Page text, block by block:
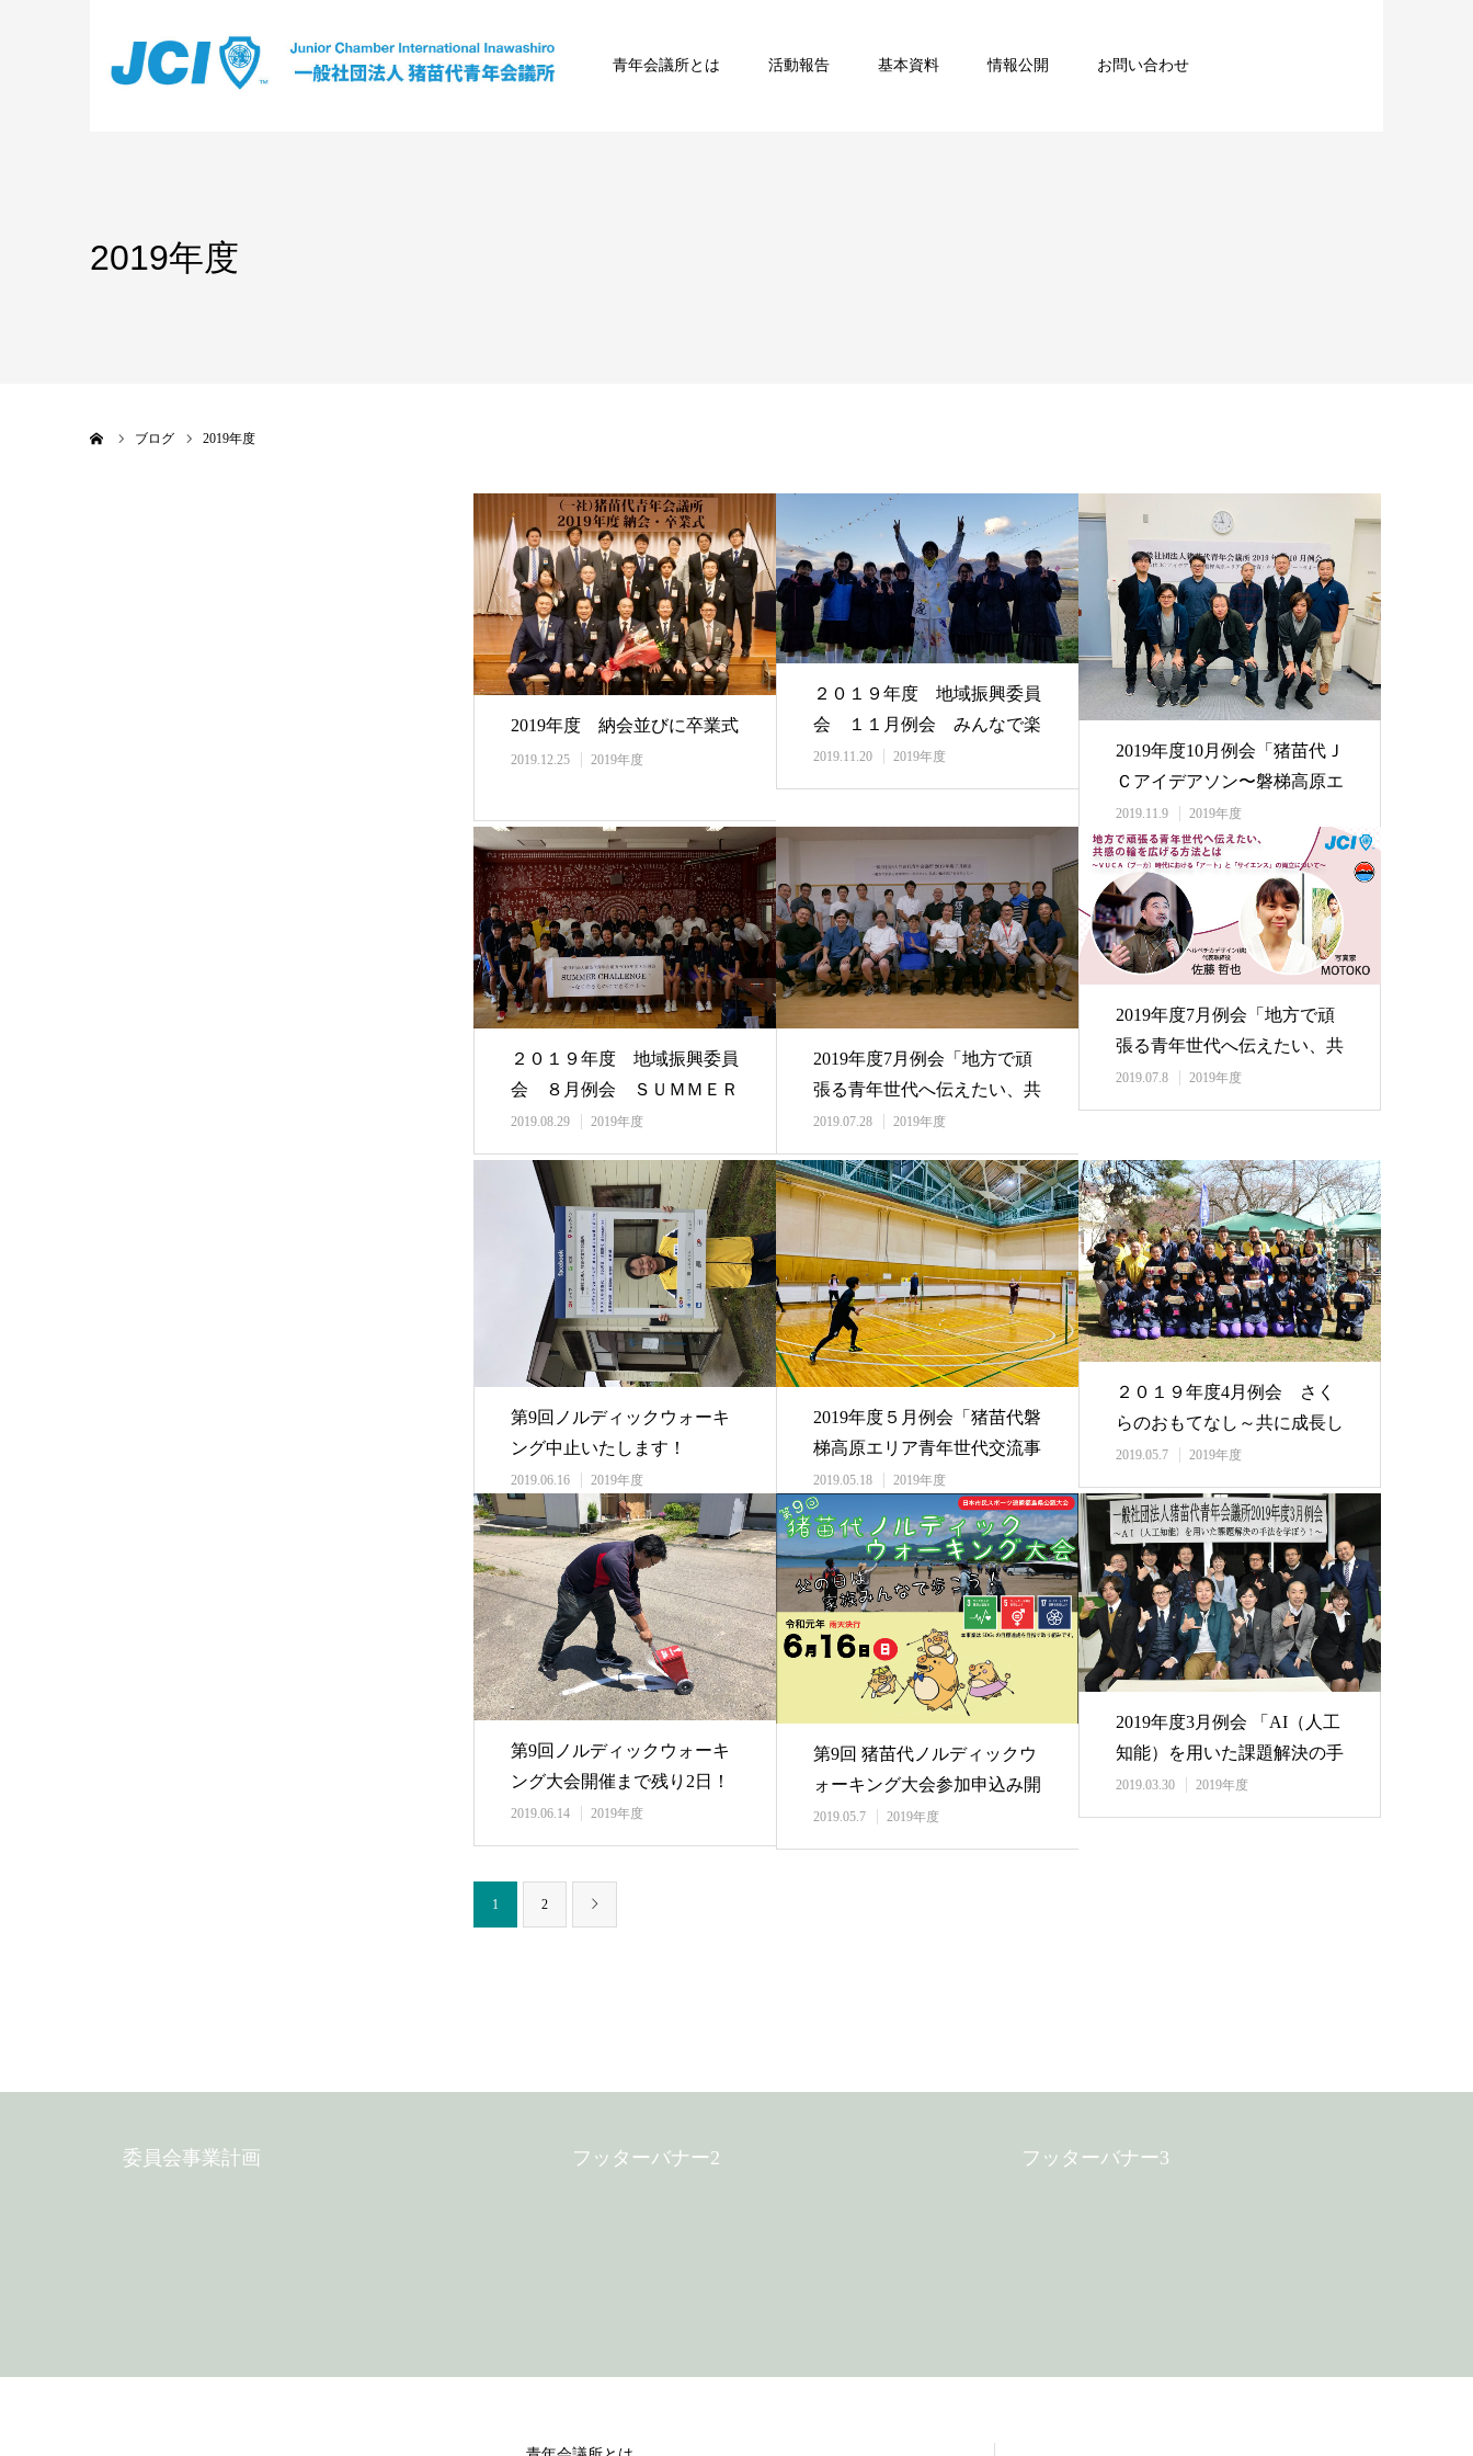
青年会議所とは 活動報告 基本資料 情報公開 お問い合わせ
2019年度
ブログ 2019年度
2019年度 納会並びに卒業式
2019.12.25 2019年度
２０１９年度 地域振興委員
会 １１月例会 みんなで楽
しもう！秋の芸術…
2019.11.20 2019年度
2019年度10月例会「猪苗代Ｊ
Ｃアイデアソン〜磐梯高原エ
リアの&#…
2019.11.9 2019年度
２０１９年度 地域振興委員
会 ８月例会 ＳＵＭＭＥＲ
ＣＨＡＬＬＥＮＧ…
2019.08.29 2019年度
2019年度7月例会「地方で頑
張る青年世代へ伝えたい、共
感の輪を広げ…
2019.07.28 2019年度
2019年度7月例会「地方で頑
張る青年世代へ伝えたい、共
感の輪を広げ…
2019.07.8 2019年度
第9回ノルディックウォーキ
ング中止いたします！
2019.06.16 2019年度
2019年度５月例会「猪苗代磐
梯高原エリア青年世代交流事
業」磐梯高原…
2019.05.18 2019年度
２０１９年度4月例会 さく
らのおもてなし～共に成長し
ながら魅力を伝え…
2019.05.7 2019年度
第9回ノルディックウォーキ
ング大会開催まで残り2日！
2019.06.14 2019年度
第9回 猪苗代ノルディックウ
ォーキング大会参加申込み開
始のお知らせ
2019.05.7 2019年度
2019年度3月例会 「AI（人工
知能）を用いた課題解決の手
法を学ぼ…
2019.03.30 2019年度
1 2
委員会事業計画 フッターバナー2 フッターバナー3